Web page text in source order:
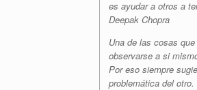
es ayudar a otros a
Deepak Chopra
Una de las cosas
observarse a si
Por eso siempre
problemática del